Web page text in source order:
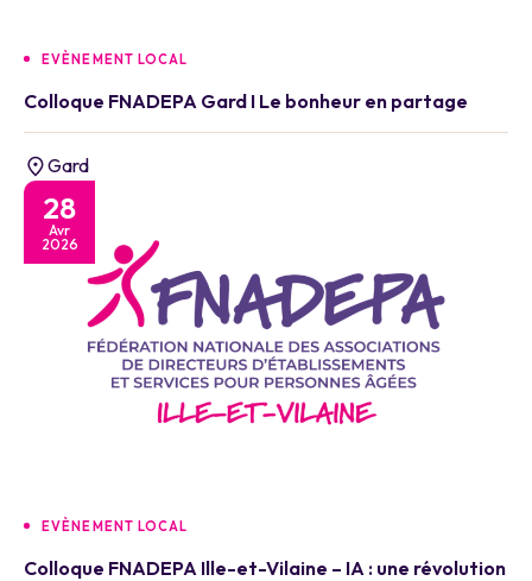
EVÈNEMENT LOCAL
Colloque FNADEPA Gard I Le bonheur en partage
Gard
28
Avr
2026
EVÈNEMENT LOCAL
Colloque FNADEPA Ille-et-Vilaine – IA : une révolution